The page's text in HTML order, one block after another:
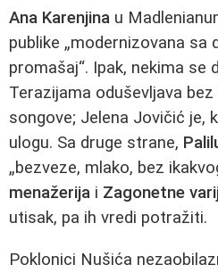
Ana Karenjina u
publike „modernizovana sa
promašaj“. Ipak, nekima se
Terazijama oduševljava
songove; Jelena Jovičić je,
ulogu. Sa druge strane,
„bezveze, mlako, bez
menažerija i Zagonetne
utisak, pa ih vredi potražiti.
Poklonici Nušića